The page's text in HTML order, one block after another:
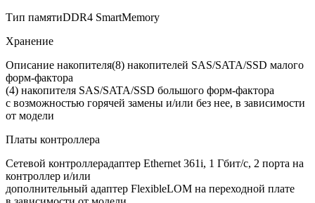
Тип памятиDDR4 SmartMemory
Хранение
Описание накопителя(8) накопителей SAS/SATA/SSD малого
форм-фактора
(4) накопителя SAS/SATA/SSD большого форм-фактора
с возможностью горячей замены и/или без нее, в зависимости
от модели
Платы контроллера
Сетевой контроллерадаптер Ethernet 361i, 1 Гбит/с, 2 порта на
контроллер и/или
дополнительный адаптер FlexibleLOM на переходной плате